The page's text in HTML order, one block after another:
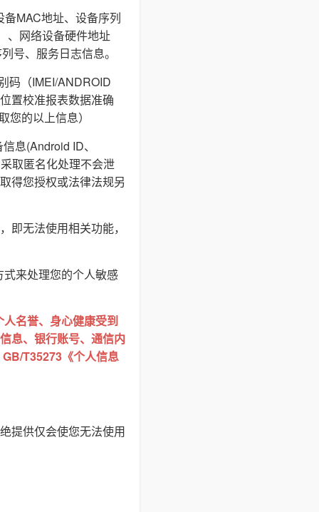
MAC地址、设备序列
、网络设备硬件地址
号、服务日志信息。
码（IMEI/ANDROID
置校准报表数据准确
的以上信息）
息(Android ID、
取匿名化处理不会泄
得您授权或法律法规另
即无法使用相关功能，
来处理您的个人敏感
名誉、身心健康受到
息、银行账号、通信内
T35273《个人信息
提供仅会使您无法使用